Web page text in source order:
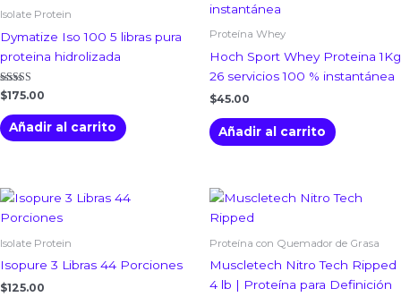
Isolate Protein
Dymatize Iso 100 5 libras pura
proteina hidrolizada
Valorado con
5.00
de 5
$175.00
Añadir al carrito
Proteína Whey
Hoch Sport Whey Proteina 1Kg
26 servicios 100 % instantánea
$45.00
Añadir al carrito
Isolate Protein
Isopure 3 Libras 44 Porciones
$125.00
Proteína con Quemador de Grasa
Muscletech Nitro Tech Ripped
4 lb | Proteína para Definición